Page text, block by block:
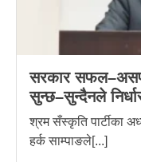
सरकार
सुन्छ–सुन्दैनले
श्रम सँस्कृति पार्टीका
हर्क साम्पाङले[...]